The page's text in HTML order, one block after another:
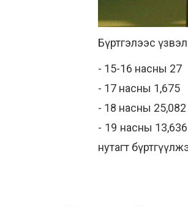
Бүртгэлээс
- 15-16 насны 27
- 17 насны 1,675
- 18 насны 25,082
- 19 насны 13,636
нутагт